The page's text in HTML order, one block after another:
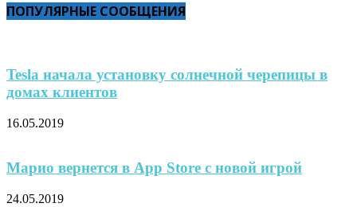
ПОПУЛЯРНЫЕ СООБЩЕНИЯ
Tesla начала установку солнечной черепицы в
домах клиентов
16.05.2019
Марио вернется в App Store с новой игрой
24.05.2019